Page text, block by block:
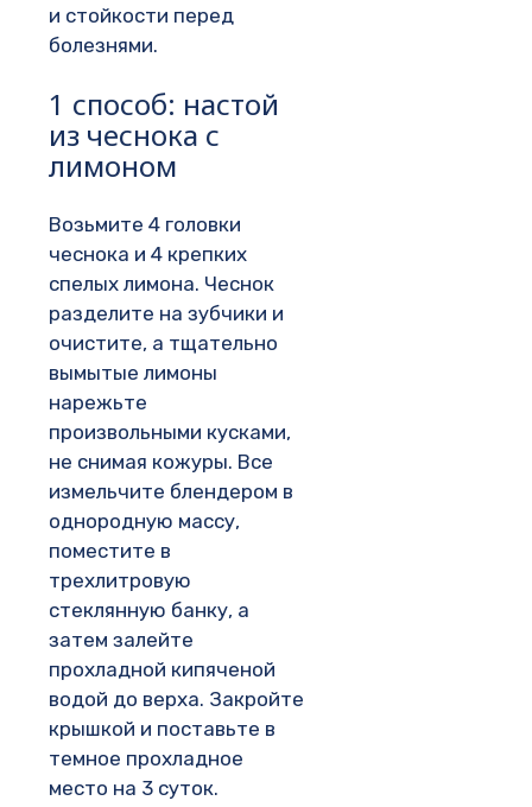
и стойкости перед
болезнями.
1 способ: настой
из чеснока с
лимоном
Возьмите 4 головки
чеснока и 4 крепких
спелых лимона. Чеснок
разделите на зубчики и
очистите, а тщательно
вымытые лимоны
нарежьте
произвольными кусками,
не снимая кожуры. Все
измельчите блендером в
однородную массу,
поместите в
трехлитровую
стеклянную банку, а
затем залейте
прохладной кипяченой
водой до верха. Закройте
крышкой и поставьте в
темное прохладное
место на 3 суток.